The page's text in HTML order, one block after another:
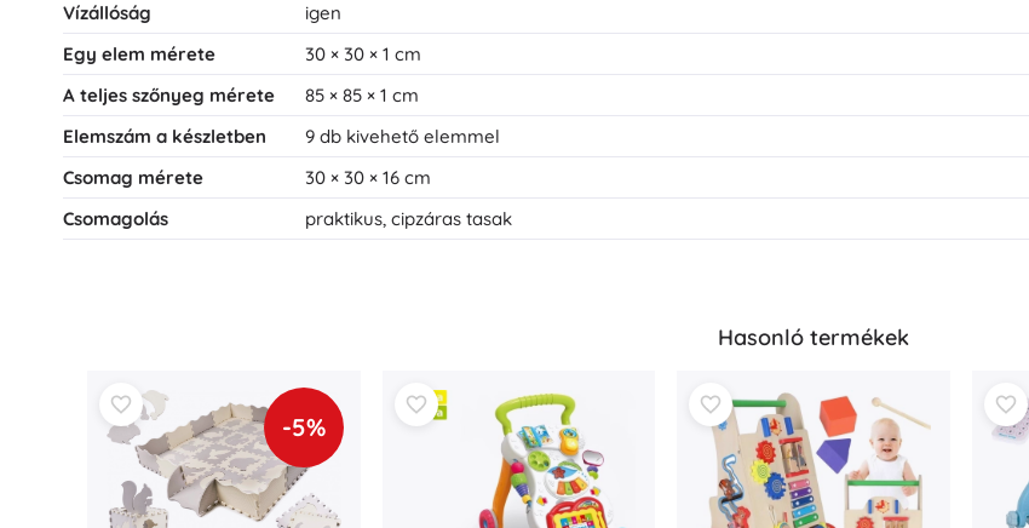
Vízállóság
igen
Egy elem mérete
30 × 30 × 1 cm
A teljes szőnyeg mérete
85 × 85 × 1 cm
Elemszám a készletben
9 db kivehető elemmel
Csomag mérete
30 × 30 × 16 cm
Csomagolás
praktikus, cipzáras tasak
Hasonló termékek
-5%